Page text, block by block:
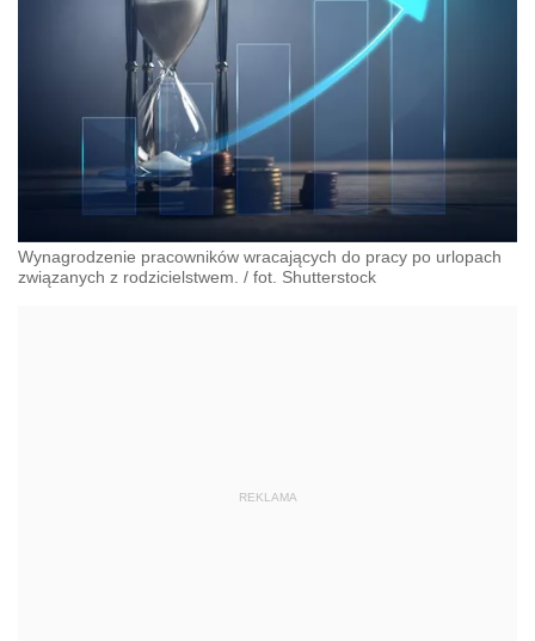
Wynagrodzenie pracowników wracających do pracy po urlopach
związanych z rodzicielstwem. / fot. Shutterstock